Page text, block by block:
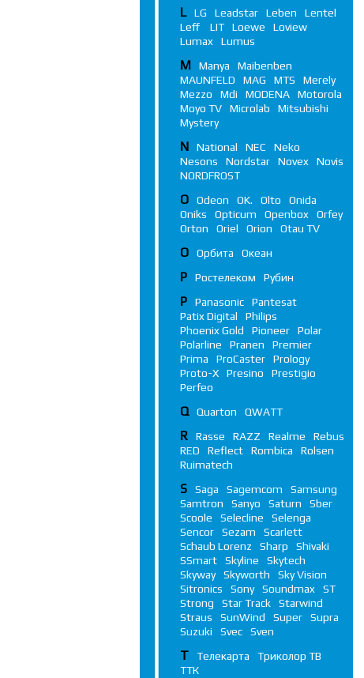
L LG Leadstar Leben
Lentel
Leff
LIT Loewe
Loview
Lumax
Lumus
M Manya
Maibenben
MAUNFELD
MAG MTS
Merely
Mezzo
Mdi MODENA
Motorola
Moyo TV
Microlab
Mitsubishi
Mystery
N National NEC
Neko
Nesons
Nordstar Novex
Novis
NORDFROST
O Odeon OK. Olto
Onida
Oniks
Opticum Openbox
Orfey
Orton
Oriel Orion Otau TV
О Орбита Океан
Р Ростелеком Рубин
P Panasonic
Pantesat
Patix Digital
Philips
Phoenix Gold
Pioneer
Polar
Polarline
Pranen
Premier
Prima
ProCaster
Prology
Proto-X
Presino
Prestigio
Perfeo
Q Quarton QWATT
R Rasse RAZZ Realme
Rebus
RED
Reflect Rombica
Rolsen
Ruimatech
S Saga Sagemcom
Samsung
Samtron
Sanyo Saturn
Sber
Scoole
Selecline
Selenga
Sencor
Sezam
Scarlett
Schaub Lorenz
Sharp
Shivaki
SSmart
Skyline
Skytech
Skyway
Skyworth
Sky Vision
Sitronics
Sony Soundmax
ST
Strong
Star Track
Starwind
Straus
SunWind Super
Supra
Suzuki
Svec Sven
Т Телекарта
Триколор ТВ
ТТК